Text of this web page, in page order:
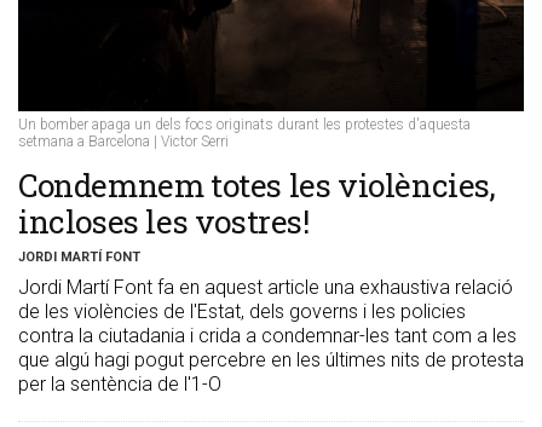
Un bomber apaga un dels focs originats durant les protestes d'aquesta
setmana a Barcelona | Victor Serri
Condemnem totes les violències,
incloses les vostres!
JORDI MARTÍ FONT
Jordi Martí Font fa en aquest article una exhaustiva relació
de les violències de l'Estat, dels governs i les policies
contra la ciutadania i crida a condemnar-les tant com a les
que algú hagi pogut percebre en les últimes nits de protesta
per la sentència de l'1-O